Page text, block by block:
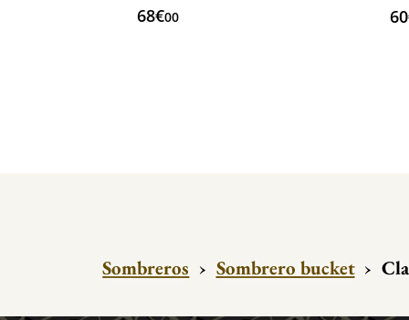
68€00
Sombreros › Sombrero bucket ›